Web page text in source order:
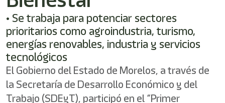
interactuar
con
contenido.
• Se trabaja para potenciar sectores
prioritarios como agroindustria, turismo,
energías renovables, industria y servicios
tecnológicos
El Gobierno del Estado de Morelos, a través de
la Secretaría de Desarrollo Económico y del
Trabajo (SDEyT), participó en el “Primer